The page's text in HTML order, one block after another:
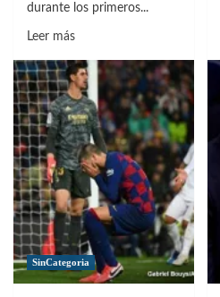
durante los primeros...
Leer másLeer
sobre
Primer
encuentro
sin
acuerdo
entre
Messi
y
FC
Barcelona
SinCategoria